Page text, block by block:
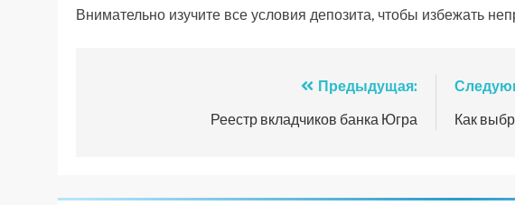
Внимательно изучите все условия депозита, чтобы избежать
Предыдущая:
Реестр вкладчиков банка Югра
Как